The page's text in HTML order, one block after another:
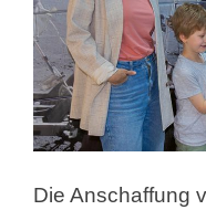
Die Anschaffung